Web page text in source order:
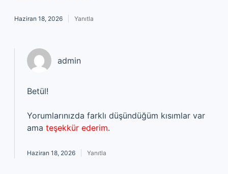
Haziran 18, 2026 Yanıtla
admin
Betül!
Yorumlarınızda farklı düşündüğüm kısımlar var
ama teşekkür ederim.
Haziran 18, 2026 Yanıtla